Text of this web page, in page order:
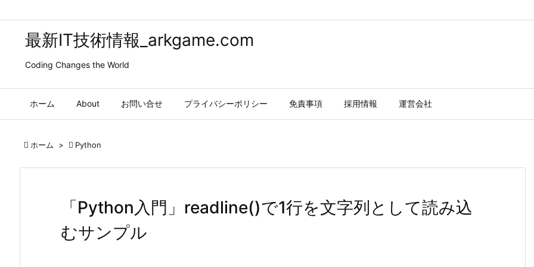
最新IT技術情報_arkgame.com
Coding Changes the World
ホーム About お問い合せ プライバシーポリシー 免責事項 採用情報 運営会社
 ホーム >  Python
「Python入門」readline()で1行を文字列として読み込
むサンプル